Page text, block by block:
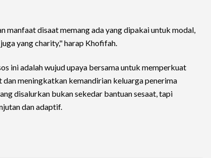
manfaat disaat memang ada yang dipakai untuk modal,
yang charity," harap Khofifah.
ini adalah wujud upaya bersama untuk memperkuat
meningkatkan kemandirian keluarga penerima
disalurkan bukan sekedar bantuan sesaat, tapi
dan adaptif.